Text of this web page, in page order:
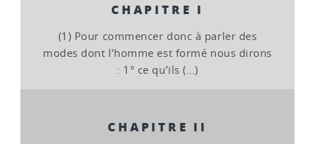
CHAPITRE I
(1) Pour commencer donc à parler des
modes dont l’homme est formé nous dirons
: 1° ce qu’ils (…)
CHAPITRE II